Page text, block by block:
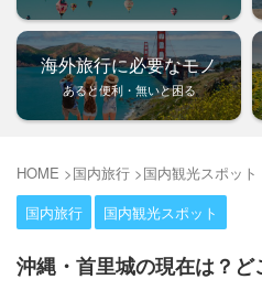
海外旅行に必要なモノ
あると便利・無いと困る
HOME >国内旅行 >国内観光スポット
国内旅行
国内観光スポット
沖縄・首里城の現在は？